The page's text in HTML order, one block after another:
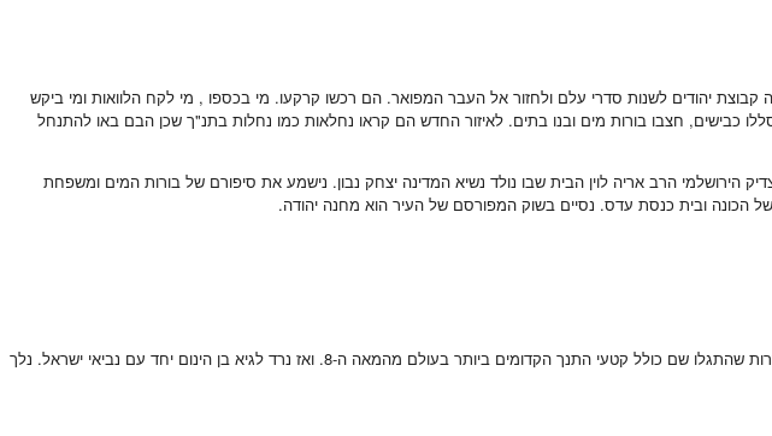
יהודים לשנות סדרי עלם ולחזור אל העבר המפואר. הם רכשו קרקעו. מי בכספו , מי לקח הלוואות ומי ביקש
כבישים, חצבו בורות מים ובנו בתים. לאיזור החדש הם קראו נחלאות כמו נחלות בתנ"ך שכן הבם באו להתנחל
הרב אריה לוין הבית שבו נולד נשיא המדינה יצחק נבון. נישמע את סיפורם של בורות המים ומשפחת
אנו ניפגש במשכנות שאננים וניכנס למרכז מנחם בגין. כן כדי לראות מערות קבורה עתיקות מימי הבית הראשון. אתם תגלו על האוצרות שהתגלו שם כולל קטעי התנך הקדומים ביותר בעולם מהמאה ה-8. ואז נרד לגיא בן הינום יחד עם נביאי ישראל. נלך